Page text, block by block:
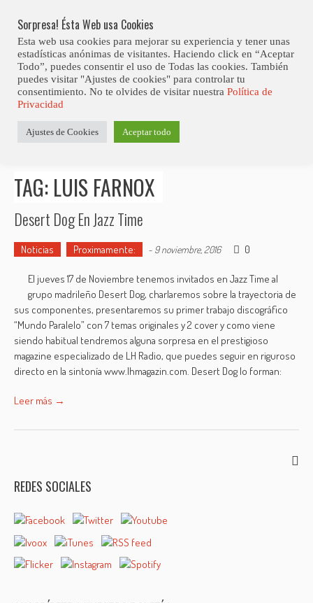
content
Club Contest.
Posts tagged "Luis Farnox"
TAG: LUIS FARNOX
Desert Dog En Jazz Time
Noticias Proximamente: - 9 noviembre, 2016 0
El jueves 17 de Noviembre tenemos invitados en Jazz Time al
grupo madrileño Desert Dog, charlaremos sobre la trayectoria de
sus componentes, presentaremos su primer trabajo discográfico
“Mundo Paralelo” con 7 temas originales y 2 cover y como viene
siendo habitual tendremos alguna sorpresa en el prestigioso
magazine especializado de LH Radio, que puedes seguir en riguroso
directo en la sintonía www.lhmagazin.com. Desert Dog lo forman:
Leer más →
REDES SOCIALES
Sorpresa! Ésta Web usa Cookies
Esta web usa cookies para mejorar su experiencia y tener unas
estadísticas anónimas de visitantes. Haciendo click en “Aceptar
Todo”, puedes consentir el uso de Todas las cookies. También
puedes visitar "Ajustes de cookies" para controlar tu
consentimiento. No te olvides de visitar nuestra Política de
Privacidad
Ajustes de Cookies Aceptar todo